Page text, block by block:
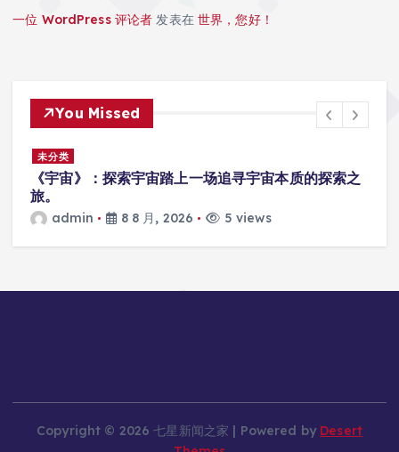
一位 WordPress 评论者 发表在世界，您好！
You Missed
未分类
《宇宙》：探索宇宙踏上一场追寻宇宙本质的探索之
旅。
admin 8 8 月, 2026 5 views
Copyright © 2026 七星新闻之家 | Powered by Desert